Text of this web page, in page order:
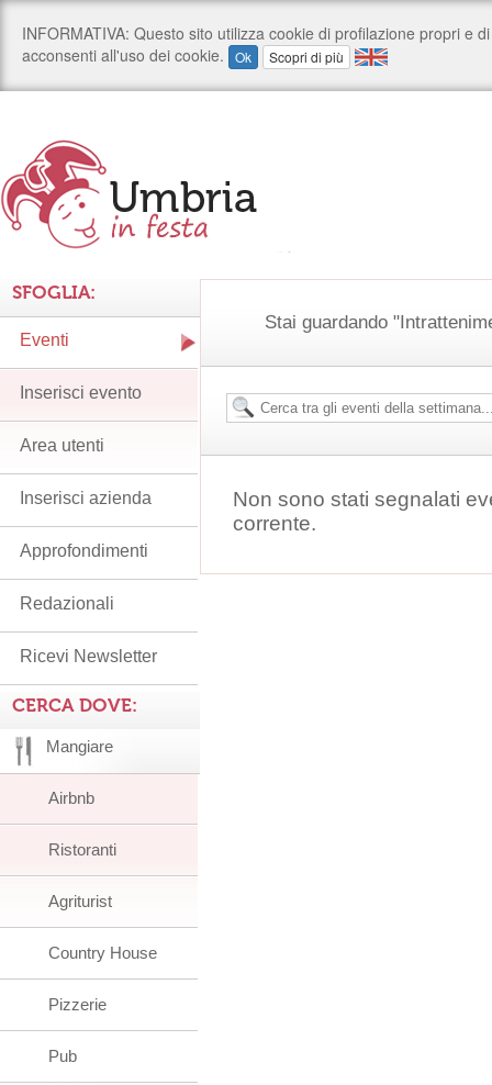
Stai guardando
Non sono stati segnalati
corrente.
SFOGLIA:
Eventi
Inserisci evento
Area utenti
Inserisci azienda
Approfondimenti
Redazionali
Ricevi Newsletter
CERCA DOVE:
Mangiare
Airbnb
Ristoranti
Agriturist
Country House
Pizzerie
Pub